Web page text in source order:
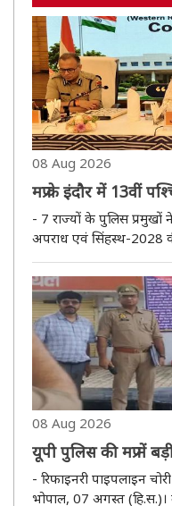
08 Aug 2026
मप्र के इंदौर में 13वीं
की बैठक सम्पन्न
- 7 राज्यों के पुलिस प्रमुखों
अपराध एवं सिंहस्थ-2028
महानिदेशक कैलाश मकवाणा
08 Aug 2026
यूपी पुलिस की मप्र में
अशोक जैन की 19.44
- रिफाइनरी पाइपलाइन
भोपाल, 07 अगस्त (हि.स.)।